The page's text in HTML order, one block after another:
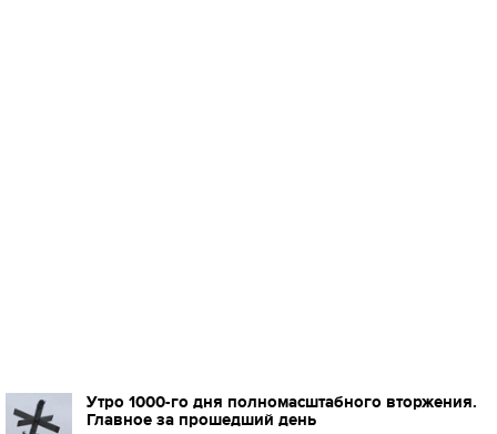
Утро 1000-го дня полномасштабного вторжения.
Главное за прошедший день